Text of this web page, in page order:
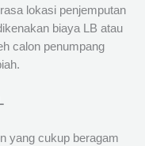
lokasi penjemputan
biaya LB atau
calon penumpang
yang cukup beragam